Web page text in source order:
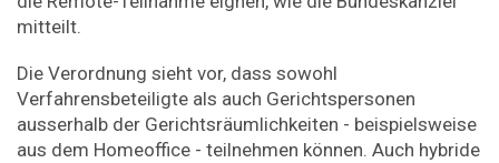
mitteilt.
Die Verordnung sieht vor, dass sowohl
Verfahrensbeteiligte als auch Gerichtspersonen
ausserhalb der Gerichtsräumlichkeiten - beispielsweise
aus dem Homeoffice - teilnehmen können. Auch hybride